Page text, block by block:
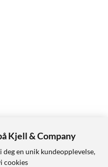
Kjell & Company
en unik kundeopplevelse,
cookies